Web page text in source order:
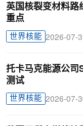
英国核裂变材料路
重点
世界核能 2026-07-
托卡马克能源公司
测试
世界核能 2026-07-